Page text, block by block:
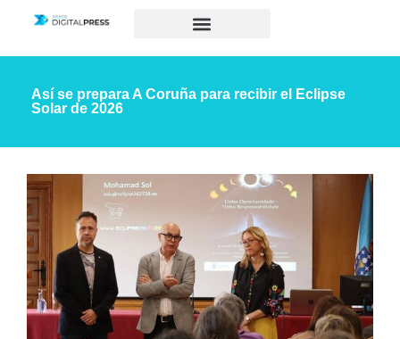
Así se prepara A Coruña para recibir el Eclipse
Solar de 2026